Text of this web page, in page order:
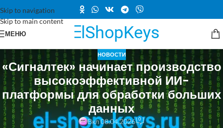
Skip to navigation
Skip to main content
МЕНЮ
НОВОСТИ
«Сигналтек» начинает производство
высокоэффективной ИИ-
платформы для обработки больших
данных
Вкл 08.04.2026 0